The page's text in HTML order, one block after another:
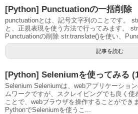
[Python] Punctuationの一括削除
punctuationとは、記号文字列のことです。
と、正規表現を使う方法で行ってみます。
Punctuationの削除 str.translate()を使い、
記事を読む
[Python] Seleniumを使ってみる
Selenium Seleniumは、webアプリケーショ
ムワークですが、スクレイピングでも良く使
ことで、webブラウザを操作することができ
PythonでSeleniumを使うこ...